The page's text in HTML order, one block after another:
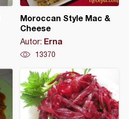
Moroccan Style Mac &
Cheese
Autor: Erna
13370